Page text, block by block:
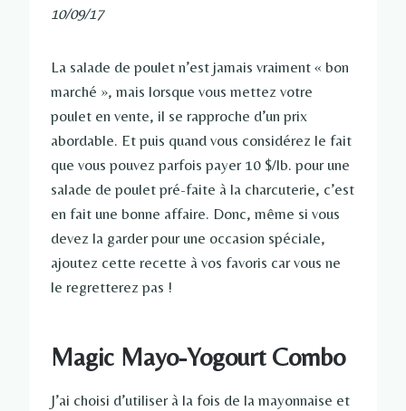
10/09/17
La salade de poulet n’est jamais vraiment « bon
marché », mais lorsque vous mettez votre
poulet en vente, il se rapproche d’un prix
abordable. Et puis quand vous considérez le fait
que vous pouvez parfois payer 10 $/lb. pour une
salade de poulet pré-faite à la charcuterie, c’est
en fait une bonne affaire. Donc, même si vous
devez la garder pour une occasion spéciale,
ajoutez cette recette à vos favoris car vous ne
le regretterez pas !
Magic Mayo-Yogourt Combo
J’ai choisi d’utiliser à la fois de la mayonnaise et